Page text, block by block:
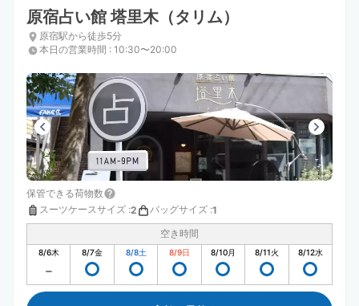
原宿占い館 塔里木（タリム）
原宿駅から徒歩5分
本日の営業時間 : 10:30〜20:00
保管できる荷物数
スーツケースサイズ :2 バッグサイズ :1
空き時間
8/6木 8/7金 8/8土 8/9日 8/10月 8/11火 8/12水